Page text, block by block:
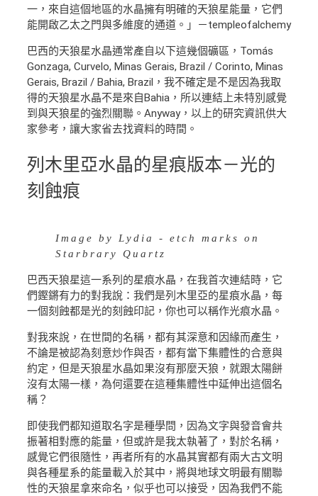
一，來自這個地區的水晶擁有明確的天狼星能量，它們
能開啟乙太之門與多維度的通道。」－templeofalchemy
巴西的天狼星水晶通常產自以下這幾個礦區，Tomás
Gonzaga, Curvelo, Minas Gerais, Brazil / Corinto, Minas
Gerais, Brazil / Bahia, Brazil，我不確定是不是因為我取
得的天狼星水晶不是來自Bahia，所以連結上未特別感覺
到與天狼星的強烈關聯。Anyway，以上的研究資訊供大
家參考，讓大家省去找資料的時間。
列木里亞水晶的星痕版本－光的
刻蝕痕
Image by Lydia - etch marks on
Starbrary Quartz
巴西天狼星這一系列的星痕水晶，在我首次連結時，它
們鏗鏘有力的對我說：我們是列木里亞的星痕水晶，每
一個刻蝕都是光的刻蝕印記，你也可以稱作光痕水晶。
對我來說，在世間的名稱，都有其深意和因緣而產生，
不論是被認為刻意炒作與否，都有當下集體性的合意與
約定，但是天狼星水晶如果沒有那麼天狼，就跟太陽餅
沒有太陽一樣，為何還要在這種集體性中延伸出這個名
稱？
即使我們都知道取名字是種學問，因為文字與發音會共
振著相對應的能量，但或許是我太執著了，對於名稱，
感覺它們很隨性，再者所有的水晶其實都有兩大古文明
與各種星系的能量載入於其中，將與地球文明最有關聯
性的天狼星拿來命名，似乎也可以接受，因為我們不能